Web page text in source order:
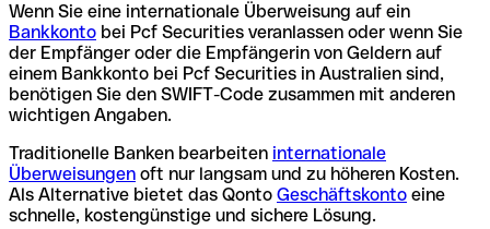
Wenn Sie eine internationale Überweisung auf ein
Bankkonto bei Pcf Securities veranlassen oder wenn Sie
der Empfänger oder die Empfängerin von Geldern auf
einem Bankkonto bei Pcf Securities in Australien sind,
benötigen Sie den SWIFT-Code zusammen mit anderen
wichtigen Angaben.
Traditionelle Banken bearbeiten internationale
Überweisungen oft nur langsam und zu höheren Kosten.
Als Alternative bietet das Qonto Geschäftskonto eine
schnelle, kostengünstige und sichere Lösung.